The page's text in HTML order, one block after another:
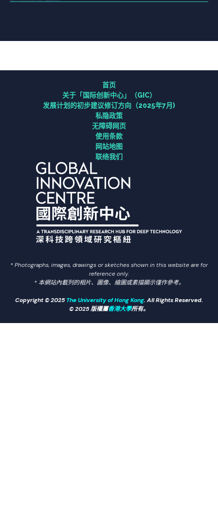
联络我们
常用连结
Search
首页
关于「国际创新中心」（GIC）
发展计划的初步建议修订方向（2025年7月)
私隐政策
无障碍网页
使用条款
网站地图
联络我们
* Photographs, images, drawings or sketches shown in this website are for
reference only.
* 本網站內載列的相片、圖像、繪圖或素描顯示僅作參考。
Copyright © 2025The University of Hong Kong. All Rights Reserved.
© 2025 版權屬香港大學所有。